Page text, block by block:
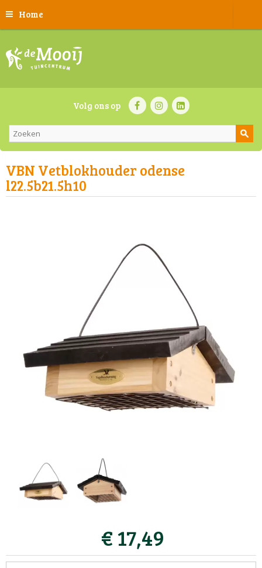
Home
Volg ons op
VBN Vetblokhouder odense
l22.5b21.5h10
€17,49